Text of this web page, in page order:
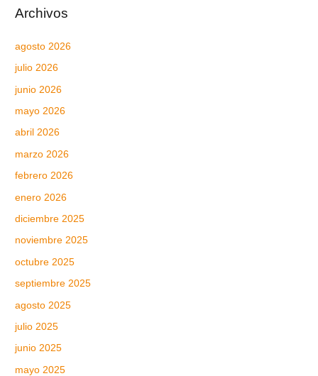
Archivos
agosto 2026
julio 2026
junio 2026
mayo 2026
abril 2026
marzo 2026
febrero 2026
enero 2026
diciembre 2025
noviembre 2025
octubre 2025
septiembre 2025
agosto 2025
julio 2025
junio 2025
mayo 2025